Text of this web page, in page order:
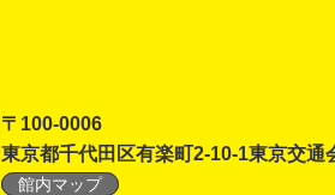
〒100-0006
東京都千代田区有楽町2-10-1東京交通
館内マップ